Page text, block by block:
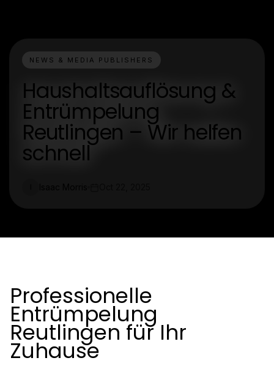
NEWS & MEDIA PUBLISHERS
Haushaltsauflösung &
Entrümpelung
Reutlingen – Wir helfen
schnell
Professionelle
Entrümpelung
Reutlingen für Ihr
Zuhause